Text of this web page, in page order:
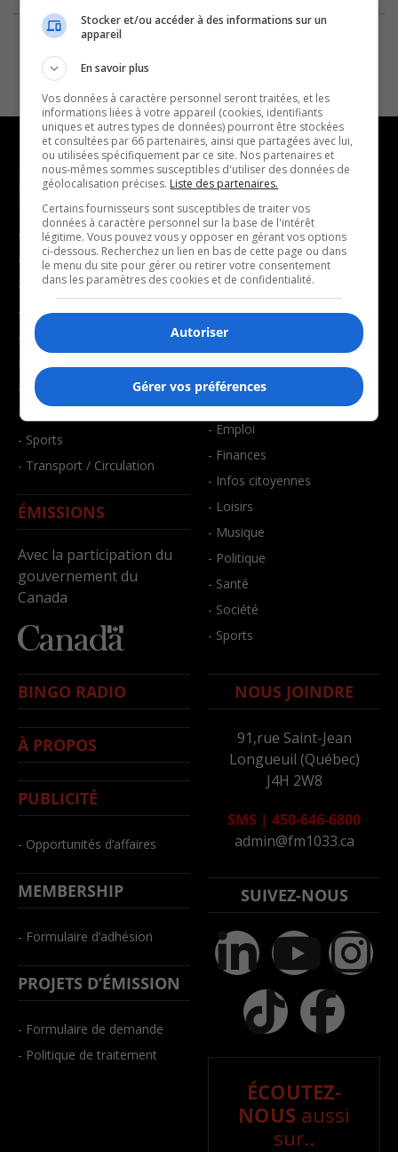
NOUVELLES
- Affaires municipales
- Communauté / Social
- Culture
- Économie
- Éducation
- Environnement
- Faits divers
- Santé et bien-être
- Sports
- Transport / Circulation
ÉMISSIONS
Avec la participation du
gouvernement du
Canada
MUSIQUE
- Décompte franco
- Joué récemment
BALADOS
- Affaires
- Art de vivre
- Bien-être
- Emploi
- Finances
- Infos citoyennes
- Loisirs
- Musique
- Politique
- Santé
- Société
- Sports
BINGO RADIO
À PROPOS
PUBLICITÉ
- Opportunités d’affaires
MEMBERSHIP
- Formulaire d’adhésion
PROJETS D’ÉMISSION
- Formulaire de demande
- Politique de traitement
NOUS JOINDRE
91,rue Saint-Jean
Longueuil (Québec)
J4H 2W8
SMS | 450-646-6800
admin@fm1033.ca
SUIVEZ-NOUS
ÉCOUTEZ-
NOUS aussi
sur..
Stocker et/ou accéder à des informations sur un
appareil
En savoir plus
Vos données à caractère personnel seront traitées, et les
informations liées à votre appareil (cookies, identifiants
uniques et autres types de données) pourront être stockées
et consultées par 66 partenaires, ainsi que partagées avec lui,
ou utilisées spécifiquement par ce site. Nos partenaires et
nous-mêmes sommes susceptibles d'utiliser des données de
géolocalisation précises. Liste des partenaires.
Certains fournisseurs sont susceptibles de traiter vos
données à caractère personnel sur la base de l'intérêt
légitime. Vous pouvez vous y opposer en gérant vos options
ci-dessous. Recherchez un lien en bas de cette page ou dans
le menu du site pour gérer ou retirer votre consentement
dans les paramètres des cookies et de confidentialité.
Autoriser
Gérer vos préférences